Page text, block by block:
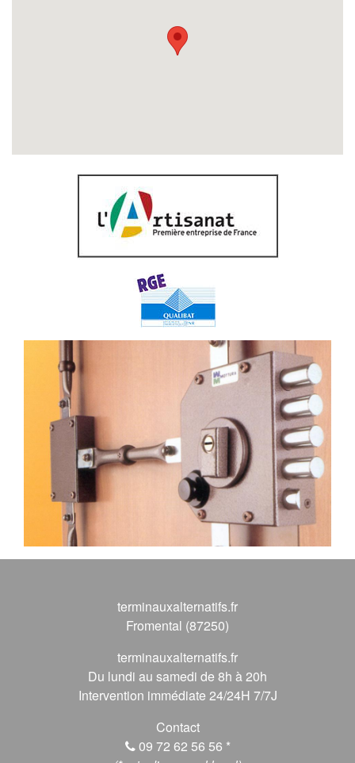
terminauxalternatifs.fr
Fromental (87250)
terminauxalternatifs.fr
Du lundi au samedi de 8h à 20h
Intervention immédiate 24/24H 7/7J
Contact
09 72 62 56 56 *